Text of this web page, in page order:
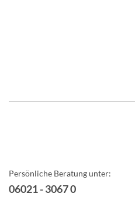
Persönliche Beratung unter:
06021 - 3067 0